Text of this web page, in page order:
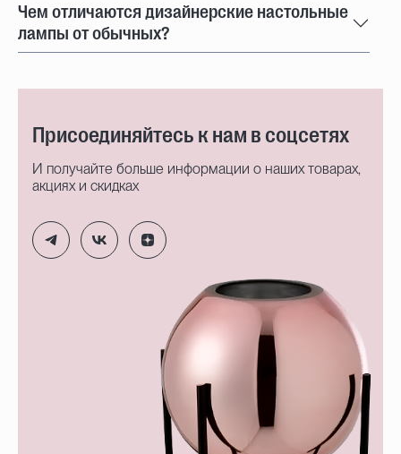
Чем отличаются дизайнерские настольные
лампы от обычных?
Присоединяйтесь к нам в соцсетях
И получайте больше информации о наших товарах,
акциях и скидках